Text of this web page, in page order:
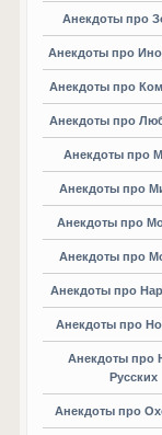
Анекдоты про
Анекдоты про
Анекдоты про
Анекдоты про
Анекдоты про
Анекдоты про
Анекдоты про
Анекдоты про
Анекдоты про
Анекдоты про
Анекдоты про
Русских
Анекдоты про